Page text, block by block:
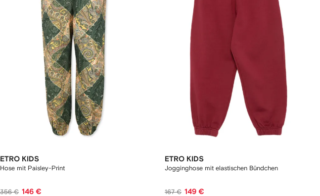
ETRO KIDS
Hose mit Paisley-Print
356 € 146 €
ETRO KIDS
Jogginghose mit elastischen Bündchen
167 € 149 €